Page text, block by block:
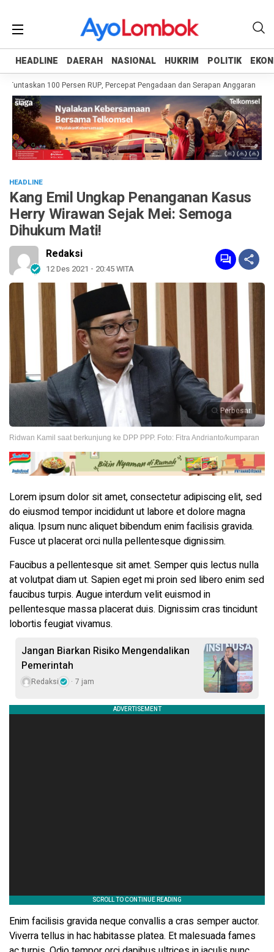
HEADLINE DAERAH NASIONAL HUKRIM POLITIK
HEADLINE DAERAH NASIONAL HUKRIM POLITIK
100 Persen RUP, Percepat Pengadaan dan Serapan Anggaran
HEADLINE
Kang Emil Ungkap Penanganan Kasus
Herry Wirawan Sejak Mei: Semoga
Dihukum Mati!
Redaksi
12 Des 2021 - 20:45 WITA
Perbesar
Ridwan Kamil saat berkunjung ke DPP PPP. Foto: Fitra Andrianto/kumparan
Lorem ipsum dolor sit amet, consectetur adipiscing elit, sed
do eiusmod tempor incididunt ut labore et dolore magna
aliqua. Ipsum nunc aliquet bibendum enim facilisis gravida.
Fusce ut placerat orci nulla pellentesque dignissim.
Faucibus a pellentesque sit amet. Semper quis lectus nulla
at volutpat diam ut. Sapien eget mi proin sed libero enim sed
faucibus turpis. Augue interdum velit euismod in
pellentesque massa placerat duis. Dignissim cras tincidunt
lobortis feugiat vivamus.
Jangan Biarkan Risiko Mengendalikan
Pemerintah
Redaksi 7 jam
Enim facilisis gravida neque convallis a cras semper auctor.
Viverra tellus in hac habitasse platea. Et malesuada fames